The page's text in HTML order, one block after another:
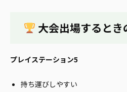
大会出場するとき
プレイステーション5
持ち運びしやすい